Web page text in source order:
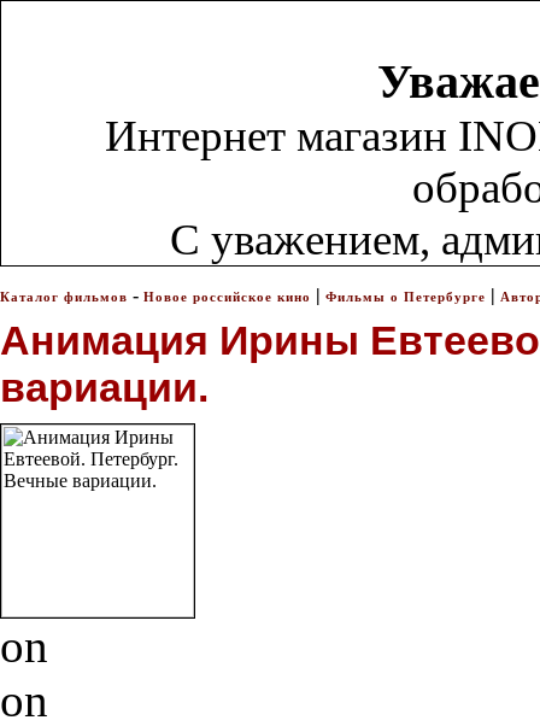
Интернет магазин
С уважением,
Каталог фильмов - Новое российское кино | Фильмы о Петербурге |
Анимация Ирины
вариации.
on
on